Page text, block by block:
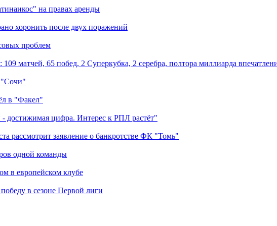
на правах аренды
хоронить после двух поражений
проблем
матчей, 65 побед, 2 Суперкубка, 2 серебра, полтора миллиарда
"Сочи"
в "Факел"
достижимая цифра. Интерес к РПЛ растёт"
рассмотрит заявление о банкротстве ФК "Томь"
одной команды
в европейском клубе
в сезоне Первой лиги